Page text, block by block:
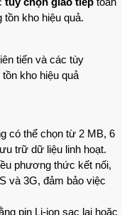
tồn kho hiệu quả.
tiến và các tùy
kho hiệu quả
có thể chọn từ 2 MB, 6
trữ dữ liệu linh hoạt.
phương thức kết nối,
và 3G, đảm bảo việc
pin Li-ion sạc lại hoặc